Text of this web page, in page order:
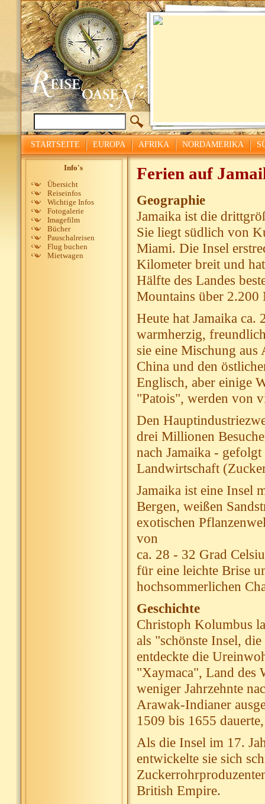
STARTSEITE EUROPA AFRIKA NORDAMERIKA
Info's
Übersicht
Reiseinfos
Wichtige Infos
Fotogalerie
Imagefilm
Bücher
Pauschalreisen
Flug buchen
Mietwagen
Ferien auf
Geographie
Jamaika ist die
Sie liegt südlich von
Miami. Die Insel
Kilometer breit und
Hälfte des Landes
Mountains über 2.200
Heute hat Jamaika
warmherzig,
sie eine Mischung
China und den
Englisch, aber einige
"Patois", werden von
Den
drei Millionen
nach Jamaika -
Landwirtschaft
Jamaika ist eine Insel
Bergen, weißen
exotischen
von
ca. 28 - 32 Grad
für eine leichte Brise
hochsommerlichen
Geschichte
Christoph Kolumbus
als "schönste Insel,
entdeckte die
"Xaymaca", Land des
weniger Jahrzehnte
Arawak-Indianer
1509 bis 1655
Als die Insel im 17.
entwickelte sie sich
British Empire.